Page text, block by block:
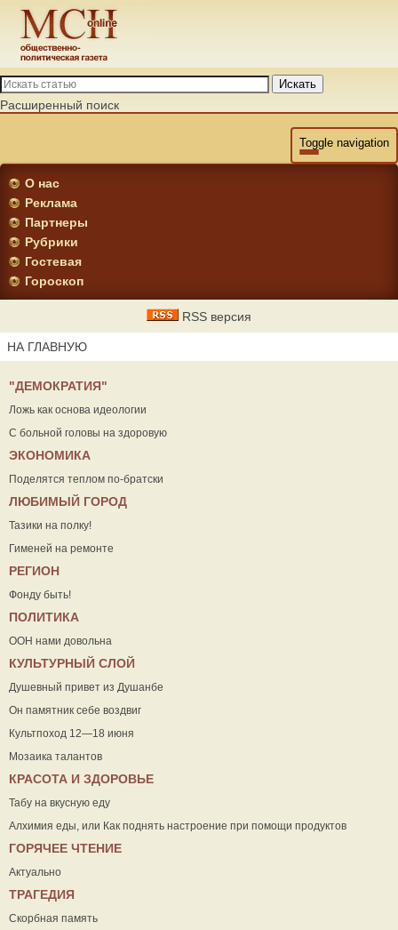
Искать
Расширенный поиск
Toggle navigation
О нас
Реклама
Партнеры
Рубрики
Гостевая
Гороскоп
RSS версия
НА ГЛАВНУЮ
"ДЕМОКРАТИЯ"
Ложь как основа идеологии
С больной головы на здоровую
ЭКОНОМИКА
Поделятся теплом по-братски
ЛЮБИМЫЙ ГОРОД
Тазики на полку!
Гименей на ремонте
РЕГИОН
Фонду быть!
ПОЛИТИКА
ООН нами довольна
КУЛЬТУРНЫЙ СЛОЙ
Душевный привет из Душанбе
Он памятник себе воздвиг
Культпоход 12—18 июня
Мозаика талантов
КРАСОТА И ЗДОРОВЬЕ
Табу на вкусную еду
Алхимия еды, или Как поднять настроение при помощи продуктов
ГОРЯЧЕЕ ЧТЕНИЕ
Актуально
ТРАГЕДИЯ
Скорбная память